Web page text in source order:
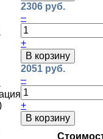
2306 руб.
–
+
В корзину
2051 руб.
–
+
В корзину